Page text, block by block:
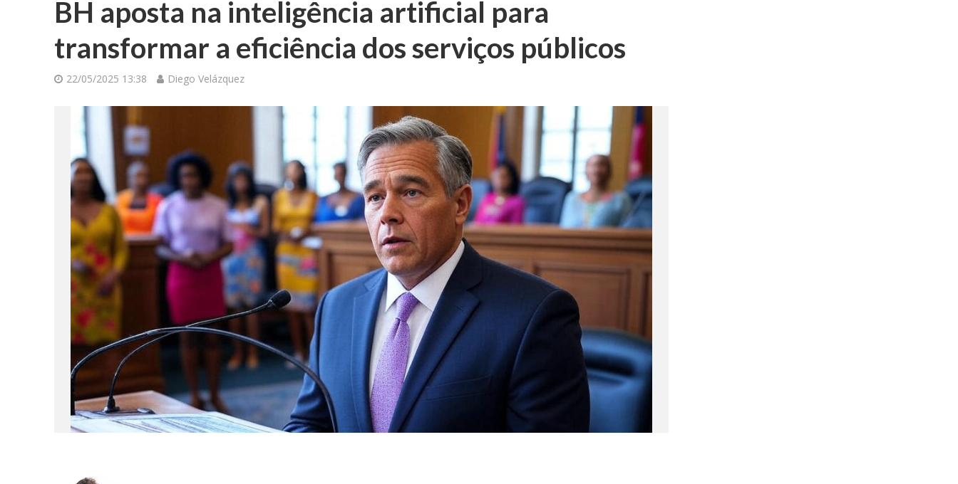
BH aposta na inteligência artificial para
transformar a eficiência dos serviços públicos
22/05/2025 13:38 Diego Velázquez